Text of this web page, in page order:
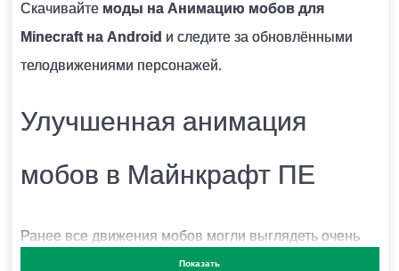
Скачивайте моды на Анимацию мобов для
Minecraft на Android и следите за обновлёнными
телодвижениями персонажей.
Улучшенная анимация
мобов в Майнкрафт ПЕ
Ранее все движения мобов могли выглядеть очень
искусственно и нелепо, что не создаёт никакой
Показать
Для этого потребуется установить BlockLauncher
нужной версии и включить в настройках этого
лаунчера поддержку скриптов ModPE. Далее
КАК УСТАНОВИТЬ МОД С РАСШИРЕНИЕМ .MCPACK И
Для этого нужно скачать файл мода и запустить его.
Модификация установится автоматически.